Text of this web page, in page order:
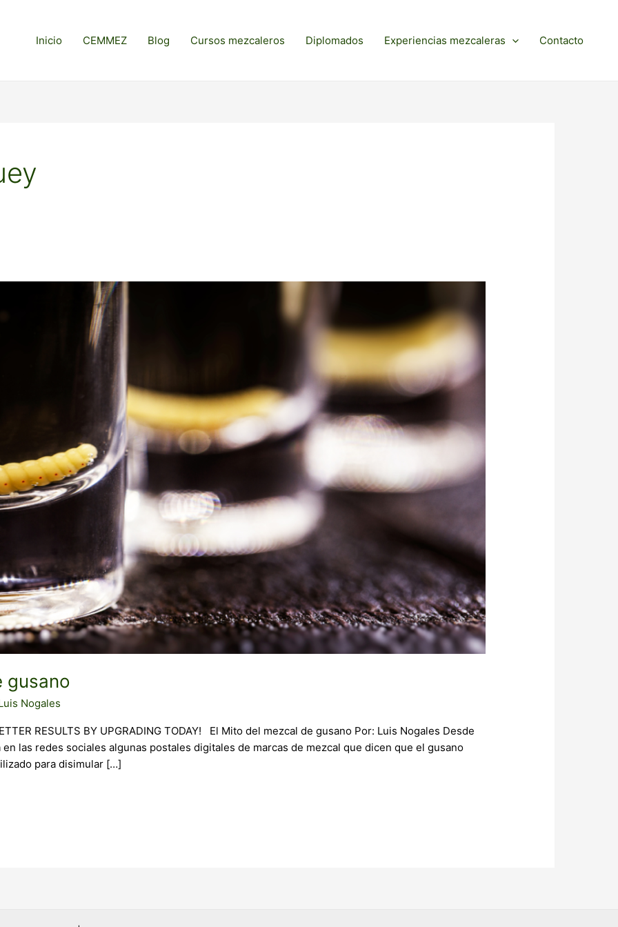
Inicio CEMMEZ Blog Cursos mezcaleros Diplomados Experiencias mezcaleras Contacto
gusano
Nogales
RESULTS BY UPGRADING TODAY!​ El Mito del mezcal de gusano Por: Luis Nogales Desde
las redes sociales algunas postales digitales de marcas de mezcal que dicen que el gusano
para disimular […]